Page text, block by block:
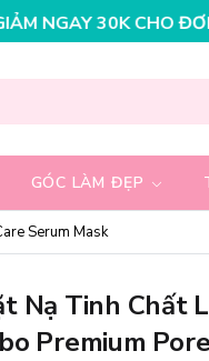
ĐƠN HÀNG 199K
GÓC LÀM ĐẸP
Serum Mask
Nạ Tinh Chất
Premium